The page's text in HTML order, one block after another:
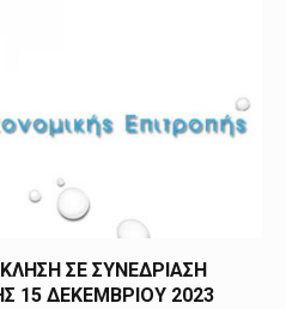
ΣΕ ΣΥΝΕΔΡΙΑΣΗ
15 ΔΕΚΕΜΒΡΙΟΥ 2023